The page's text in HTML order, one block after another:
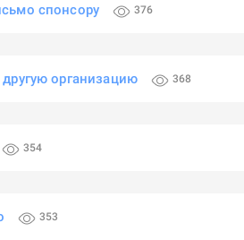
спонсору 376
организацию 368
354
353